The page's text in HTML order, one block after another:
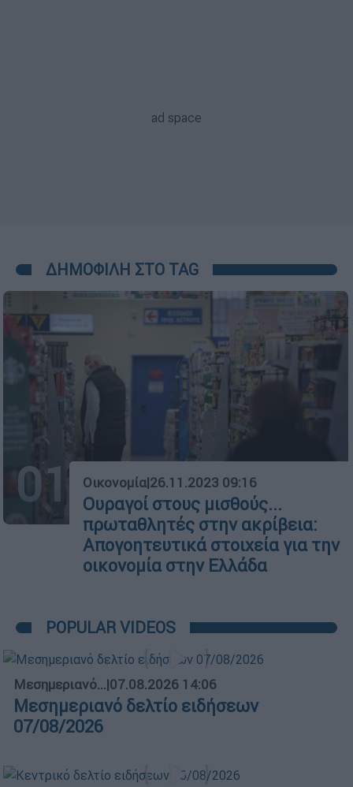
ΔΗΜΟΦΙΛΗ ΣΤΟ TAG
01 Οικονομία|26.11.2023 09:16
Ουραγοί στους μισθούς...
πρωταθλητές στην ακρίβεια:
Απογοητευτικά στοιχεία για την
οικονομία στην Ελλάδα
POPULAR VIDEOS
Μεσημεριανό...|07.08.2026 14:06
Μεσημεριανό δελτίο ειδήσεων
07/08/2026